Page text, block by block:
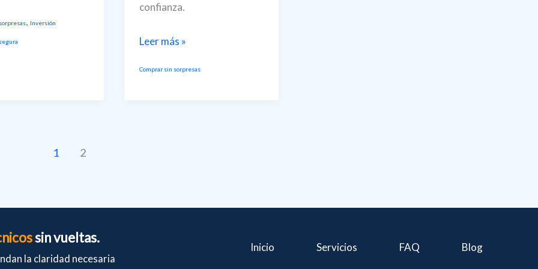
, Inversión
confianza.
Informe
de
Leer más »
Comprar sin sorpresas
1 2
sin vueltas.
la claridad necesaria
Inicio Servicios FAQ Blog